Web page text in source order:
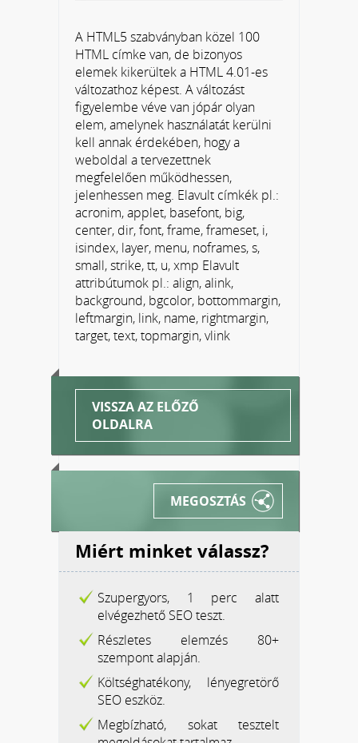
A HTML5 szabványban közel 100
HTML címke van, de bizonyos
elemek kikerültek a HTML 4.01-es
változathoz képest. A változást
figyelembe véve van jópár olyan
elem, amelynek használatát kerülni
kell annak érdekében, hogy a
weboldal a tervezettnek
megfelelően működhessen,
jelenhessen meg. Elavult címkék pl.:
acronim, applet, basefont, big,
center, dir, font, frame, frameset, i,
isindex, layer, menu, noframes, s,
small, strike, tt, u, xmp Elavult
attribútumok pl.: align, alink,
background, bgcolor, bottommargin,
leftmargin, link, name, rightmargin,
target, text, topmargin, vlink
VISSZA AZ ELŐZŐ
OLDALRA
MEGOSZTÁS
Miért minket válassz?
Szupergyors, 1 perc alatt
elvégezhető SEO teszt.
Részletes elemzés 80+
szempont alapján.
Költséghatékony, lényegretörő
SEO eszköz.
Megbízható, sokat tesztelt